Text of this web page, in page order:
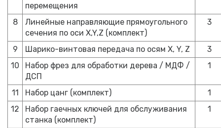
перемещения
8
Линейные направляющие прямоугольного
сечения по оси X,Y,Z (комплект)
3
9 Шарико-винтовая передача по осям X, Y, Z
3
10
Набор фрез для обработки дерева / МДФ /
ДСП
1
11 Набор цанг (комплект)
1
12
Набор гаечных ключей для обслуживания
станка (комплект)
1